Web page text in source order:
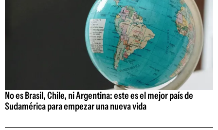
No es Brasil, Chile, ni Argentina: este es el mejor país de
Sudamérica para empezar una nueva vida